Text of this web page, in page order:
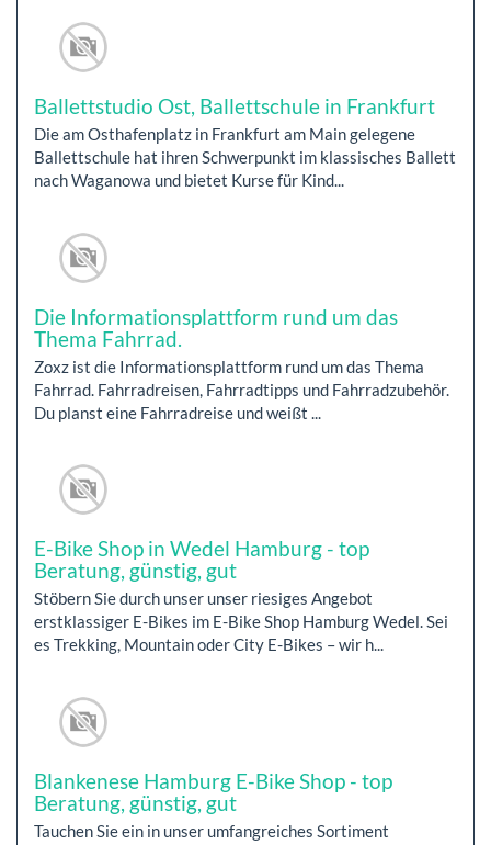
Ballettstudio Ost, Ballettschule in Frankfurt
Die am Osthafenplatz in Frankfurt am Main gelegene
Ballettschule hat ihren Schwerpunkt im klassisches Ballett
nach Waganowa und bietet Kurse für Kind...
Die Informationsplattform rund um das
Thema Fahrrad.
Zoxz ist die Informationsplattform rund um das Thema
Fahrrad. Fahrradreisen, Fahrradtipps und Fahrradzubehör.
Du planst eine Fahrradreise und weißt ...
E-Bike Shop in Wedel Hamburg - top
Beratung, günstig, gut
Stöbern Sie durch unser unser riesiges Angebot
erstklassiger E-Bikes im E-Bike Shop Hamburg Wedel. Sei
es Trekking, Mountain oder City E-Bikes – wir h...
Blankenese Hamburg E-Bike Shop - top
Beratung, günstig, gut
Tauchen Sie ein in unser umfangreiches Sortiment